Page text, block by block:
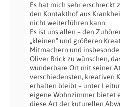
Es hat mich sehr erschreckt
den Kontakthof aus
nicht weiterführen kann.
Es ist uns allen – den
„kleinen“ und größeren
Mitmachern und
Oliver Brick zu wünschen,
wunderbare Ort mit seiner
verschiedensten, kreativen
erhalten bleibt – unter
eigene Wohnzimmer bietet
diese Art der kuturellen